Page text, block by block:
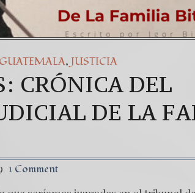
GUATEMALA, JUSTICIA
CRÓNICA DEL
DE LA
1 Comment